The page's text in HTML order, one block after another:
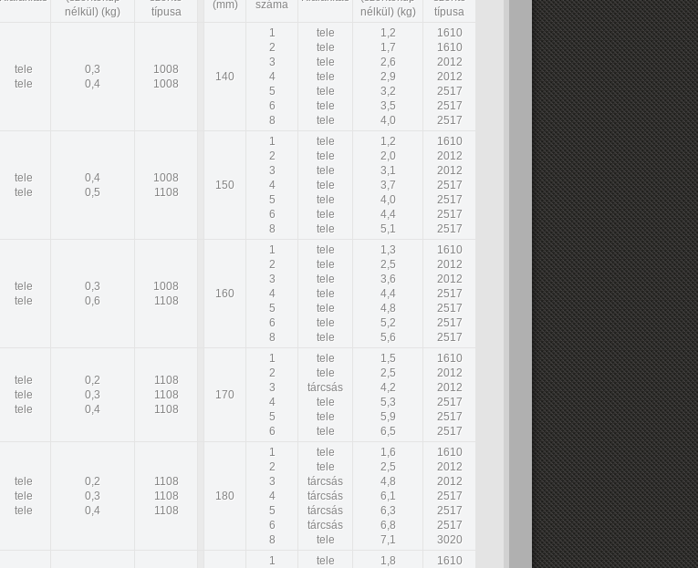
nélkül) (kg)
típusa
(mm)
száma
nélkül) (kg)
típusa
tele
tele
0,3
0,4
1008
1008
140
1
2
3
4
5
6
8
tele
tele
tele
tele
tele
tele
tele
1,2
1,7
2,6
2,9
3,2
3,5
4,0
1610
1610
2012
2012
2517
2517
2517
tele
tele
0,4
0,5
1008
1108
150
1
2
3
4
5
6
8
tele
tele
tele
tele
tele
tele
tele
1,2
2,0
3,1
3,7
4,0
4,4
5,1
1610
2012
2012
2517
2517
2517
2517
tele
tele
0,3
0,6
1008
1108
160
1
2
3
4
5
6
8
tele
tele
tele
tele
tele
tele
tele
1,3
2,5
3,6
4,4
4,8
5,2
5,6
1610
2012
2012
2517
2517
2517
2517
tele
tele
tele
0,2
0,3
0,4
1108
1108
1108
170
1
2
3
4
5
6
tele
tele
tárcsás
tele
tele
tele
1,5
2,5
4,2
5,3
5,9
6,5
1610
2012
2012
2517
2517
2517
tele
tele
tele
0,2
0,3
0,4
1108
1108
1108
180
1
2
3
4
5
6
8
tele
tele
tárcsás
tárcsás
tárcsás
tárcsás
tele
1,6
2,5
4,8
6,1
6,3
6,8
7,1
1610
2012
2012
2517
2517
2517
3020
1
tele
1,8
1610